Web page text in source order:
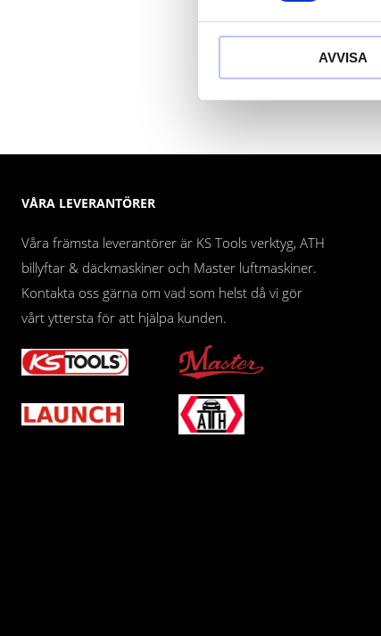
AVVISA
VÅRA LEVERANTÖRER
Våra främsta leverantörer är KS Tools verktyg, ATH
billyftar & däckmaskiner och Master luftmaskiner.
Kontakta oss gärna om vad som helst då vi gör
vårt yttersta för att hjälpa kunden.